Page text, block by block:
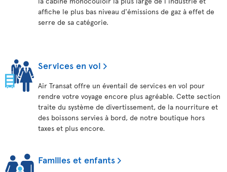
affiche le plus bas niveau d'émissions de gaz à effet de
serre de sa catégorie.
Services en vol
Air Transat offre un éventail de services en vol pour
rendre votre voyage encore plus agréable. Cette section
traite du système de divertissement, de la nourriture et
des boissons servies à bord, de notre boutique hors
taxes et plus encore.
Familles et enfants